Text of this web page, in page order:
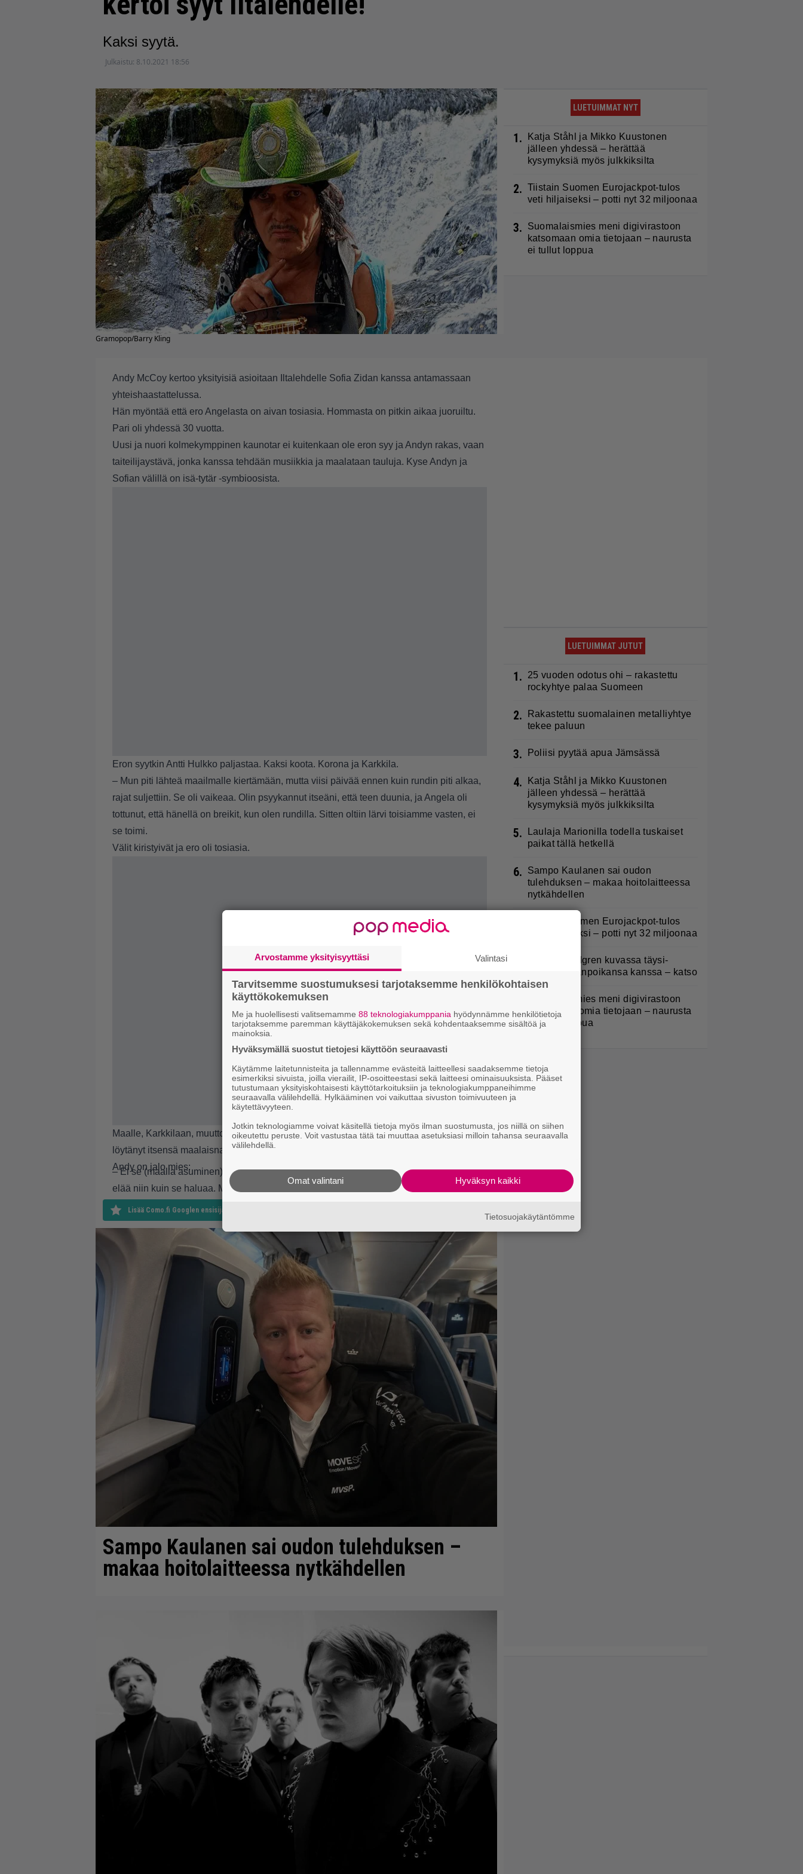
Kaksi syytä.
Julkaistu: 8.10.2021 18:56
Gramopop/Barry Kling
LUETUIMMAT NYT
1.
Katja Ståhl ja Mikko Kuustonen
jälleen yhdessä – herättää
kysymyksiä myös julkkiksilta
2. Tiistain Suomen Eurojackpot-tulos
veti hiljaiseksi – potti nyt 32 miljoonaa
3.
Suomalaismies meni digivirastoon
katsomaan omia tietojaan – naurusta
ei tullut loppua
Andy McCoy kertoo yksityisiä asioitaan Iltalehdelle Sofia Zidan kanssa antamassaan
yhteishaastattelussa.
Hän myöntää että ero Angelasta on aivan tosiasia. Hommasta on pitkin aikaa juoruiltu.
Pari oli yhdessä 30 vuotta.
Uusi ja nuori kolmekymppinen kaunotar ei kuitenkaan ole eron syy ja Andyn rakas, vaan
taiteilijaystävä, jonka kanssa tehdään musiikkia ja maalataan tauluja. Kyse Andyn ja
Sofian välillä on isä-tytär -symbioosista.
Eron syytkin Antti Hulkko paljastaa. Kaksi koota. Korona ja Karkkila.
– Mun piti lähteä maailmalle kiertämään, mutta viisi päivää ennen kuin rundin piti alkaa,
rajat suljettiin. Se oli vaikeaa. Olin psyykannut itseäni, että teen duunia, ja Angela oli
tottunut, että hänellä on breikit, kun olen rundilla. Sitten oltiin lärvi toisiamme vasten, ei
se toimi.
Välit kiristyivät ja ero oli tosiasia.
Maalle, Karkkilaan, muutto lisäsi tuskaa, sillä Andy on kaupunkilainen. Angela taas oli
löytänyt itsensä maalaisnaisen.
Andy on jalo mies:
– Ei se (maalla asuminen) ole mun elämää. Jos rakastat ihmistä, annat sille vapauden
elää niin kuin se haluaa. Mä Karkkilassa – come on! Tuli kokeiltua!
Lisää Como.fi Googlen ensisijaiseksi lähteeksi
Sampo Kaulanen sai oudon tulehduksen –
makaa hoitolaitteessa nytkähdellen
LUETUIMMAT JUTUT
1.
25 vuoden odotus ohi – rakastettu
rockyhtye palaa Suomeen
2.
Rakastettu suomalainen metalliyhtye
tekee paluun
3. Poliisi pyytää apua Jämsässä
4.
Katja Ståhl ja Mikko Kuustonen
jälleen yhdessä – herättää
kysymyksiä myös julkkiksilta
5.
Laulaja Marionilla todella tuskaiset
paikat tällä hetkellä
6.
Sampo Kaulanen sai oudon
tulehduksen – makaa hoitolaitteessa
nytkähdellen
Tiistain Suomen Eurojackpot-tulos
veti hiljaiseksi – potti nyt 32 miljoonaa
Helena Lindgren kuvassa täysi-
ikäisen pojanpoikansa kanssa – katso
Suomalaismies meni digivirastoon
katsomaan omia tietojaan – naurusta
ei tullut loppua
Arvostamme yksityisyyttäsi Valintasi
Tarvitsemme suostumuksesi tarjotaksemme henkilökohtaisen
käyttökokemuksen
Me ja huolellisesti valitsemamme 88 teknologiakumppania hyödynnämme henkilötietoja
tarjotaksemme paremman käyttäjäkokemuksen sekä kohdentaaksemme sisältöä ja
mainoksia.
Hyväksymällä suostut tietojesi käyttöön seuraavasti
Käytämme laitetunnisteita ja tallennamme evästeitä laitteellesi saadaksemme tietoja
esimerkiksi sivuista, joilla vierailit, IP-osoitteestasi sekä laitteesi ominaisuuksista. Pääset
tutustumaan yksityiskohtaisesti käyttötarkoituksiin ja teknologiakumppaneihimme
seuraavalla välilehdellä. Hylkääminen voi vaikuttaa sivuston toimivuuteen ja
käytettävyyteen.
Jotkin teknologiamme voivat käsitellä tietoja myös ilman suostumusta, jos niillä on siihen
oikeutettu peruste. Voit vastustaa tätä tai muuttaa asetuksiasi milloin tahansa seuraavalla
välilehdellä.
Hyväksyn kaikki
Omat valintani
Tietosuojakäytäntömme